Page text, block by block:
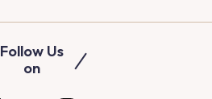
Follow Us
on